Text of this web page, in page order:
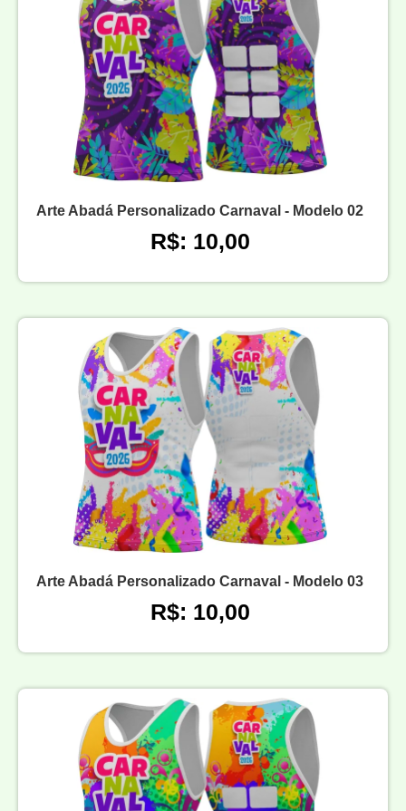
Arte Abadá Personalizado Carnaval - Modelo 02
R$: 10,00
Arte Abadá Personalizado Carnaval - Modelo 03
R$: 10,00